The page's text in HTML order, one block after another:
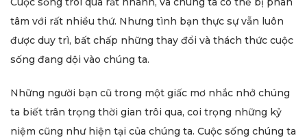
tâm với rất nhiều thứ. Nhưng tình bạn thực sự vẫn luôn
được duy trì, bất chấp những thay đổi và thách thức cuộc
sống đang dội vào chúng ta.
Những người bạn cũ trong một giấc mơ nhắc nhở chúng
ta biết trân trọng thời gian trôi qua, coi trọng những kỷ
niệm cũng như hiện tại của chúng ta. Cuộc sống chúng ta